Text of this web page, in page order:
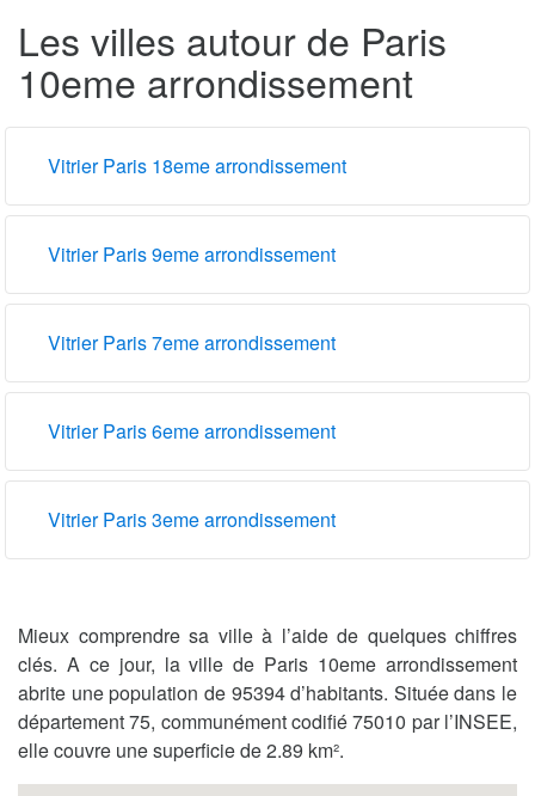
Les villes autour de Paris
10eme arrondissement
Vitrier Paris 18eme arrondissement
Vitrier Paris 9eme arrondissement
Vitrier Paris 7eme arrondissement
Vitrier Paris 6eme arrondissement
Vitrier Paris 3eme arrondissement
Mieux comprendre sa ville à l’aide de quelques chiffres
clés. A ce jour, la ville de Paris 10eme arrondissement
abrite une population de 95394 d’habitants. Située dans le
département 75, communément codifié 75010 par l’INSEE,
elle couvre une superficie de 2.89 km².